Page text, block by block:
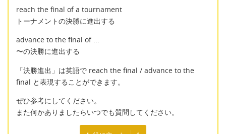
reach the final of a tournament
トーナメントの決勝に進出する
advance to the final of ...
〜の決勝に進出する
「決勝進出」は英語で reach the final / advance to the
final と表現することができます。
ぜひ参考にしてください。
また何かありましたらいつでも質問してください。